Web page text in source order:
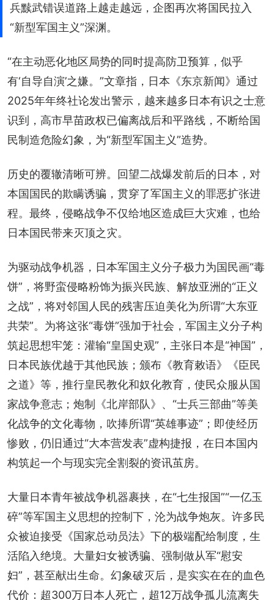
兵黩武错误道路上越走越远，企图再次将国民拉入
“新型军国主义”深渊。
“在主动恶化地区局势的同时提高防卫预算，似乎
有‘自导自演’之嫌。”文章指，日本《东京新闻》通过
2025年年终社论发出警示，越来越多日本有识之士意
识到，高市早苗政权已偏离战后和平路线，不断给国
民制造危险幻象，为“新型军国主义”造势。
历史的覆辙清晰可辨。回望二战爆发前后的日本，对
本国国民的欺瞒诱骗，贯穿了军国主义的罪恶扩张进
程。最终，侵略战争不仅给地区造成巨大灾难，也给
日本国民带来灭顶之灾。
为驱动战争机器，日本军国主义分子极力为国民画“毒
饼”，将野蛮侵略粉饰为振兴民族、解放亚洲的“正义
之战”，将对邻国人民的残害压迫美化为所谓“大东亚
共荣”。为将这张“毒饼”强加于社会，军国主义分子构
筑起思想牢笼：灌输“皇国史观”，主张日本是“神国”，
日本民族优越于其他民族；颁布《教育敕语》《臣民
之道》等，推行皇民教化和奴化教育，使民众服从国
家战争意志；炮制《北岸部队》、“士兵三部曲”等美
化战争的文化毒物，吹捧所谓“英雄事迹”；即使经历
惨败，仍旧通过“大本营发表”虚构捷报，在日本国内
构筑起一个与现实完全割裂的资讯茧房。
大量日本青年被战争机器裹挟，在“七生报国”“一亿玉
碎”等军国主义思想的控制下，沦为战争炮灰。许多民
众被迫接受《国家总动员法》下的极端配给制度，生
活陷入绝境。大量妇女被诱骗、强制做从军“慰安
妇”，甚至献出生命。幻象破灭后，是实实在在的血色
代价：超300万日本人死亡，超12万战争孤儿流离失